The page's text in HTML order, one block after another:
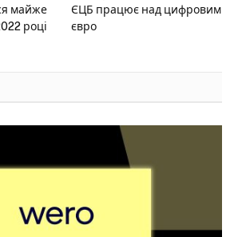
майже
році
ЄЦБ працює над цифровим
євро